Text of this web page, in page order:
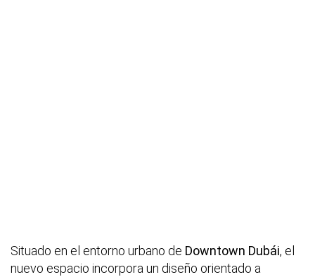
Situado en el entorno urbano de Downtown Dubái, el
nuevo espacio incorpora un diseño orientado a